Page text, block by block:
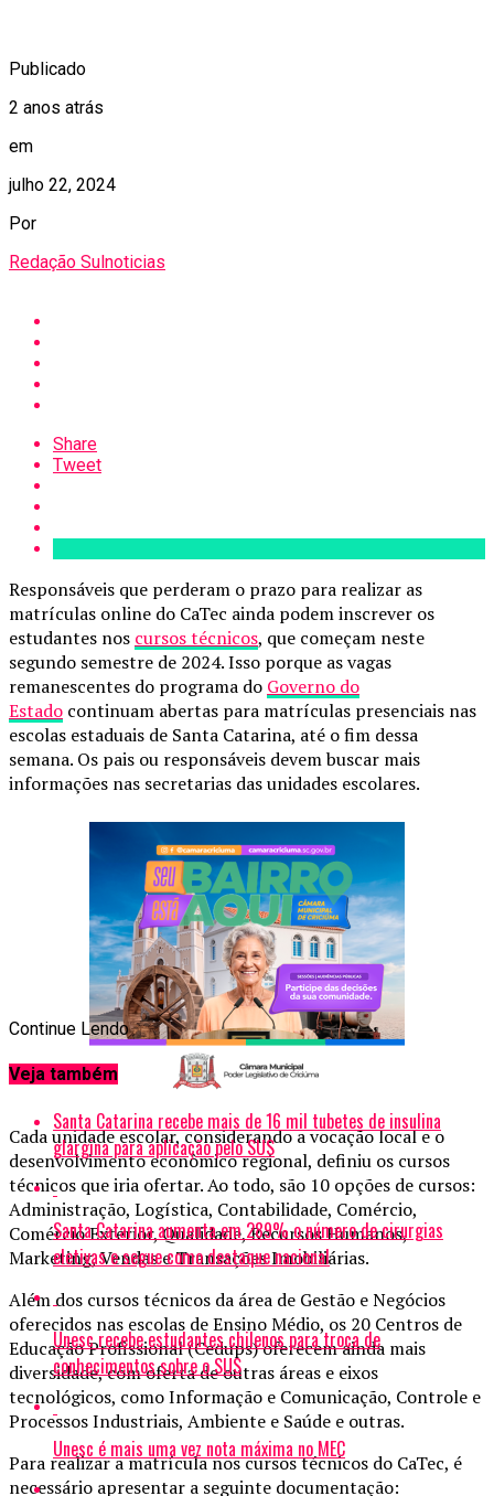
Publicado
2 anos atrás
em
julho 22, 2024
Por
Redação Sulnoticias
Share
Tweet
Responsáveis que perderam o prazo para realizar as
matrículas online do CaTec ainda podem inscrever os
estudantes nos cursos técnicos, que começam neste
segundo semestre de 2024. Isso porque as vagas
remanescentes do programa do Governo do
Estado continuam abertas para matrículas presenciais nas
escolas estaduais de Santa Catarina, até o fim dessa
semana. Os pais ou responsáveis devem buscar mais
informações nas secretarias das unidades escolares.
Cada unidade escolar, considerando a vocação local e o
desenvolvimento econômico regional, definiu os cursos
técnicos que iria ofertar. Ao todo, são 10 opções de cursos:
Administração, Logística, Contabilidade, Comércio,
Comércio Exterior, Qualidade, Recursos Humanos,
Marketing, Vendas e Transações Imobiliárias.
Além dos cursos técnicos da área de Gestão e Negócios
oferecidos nas escolas de Ensino Médio, os 20 Centros de
Educação Profissional (Cedups) oferecem ainda mais
diversidade, com oferta de outras áreas e eixos
tecnológicos, como Informação e Comunicação, Controle e
Processos Industriais, Ambiente e Saúde e outras.
Para realizar a matrícula nos cursos técnicos do CaTec, é
necessário apresentar a seguinte documentação:
Continue Lendo
Veja também
Santa Catarina recebe mais de 16 mil tubetes de insulina
glargina para aplicação pelo SUS
Santa Catarina aumenta em 289% o número de cirurgias
eletivas e segue como destaque nacional
Unesc recebe estudantes chilenos para troca de
conhecimentos sobre o SUS
Unesc é mais uma vez nota máxima no MEC